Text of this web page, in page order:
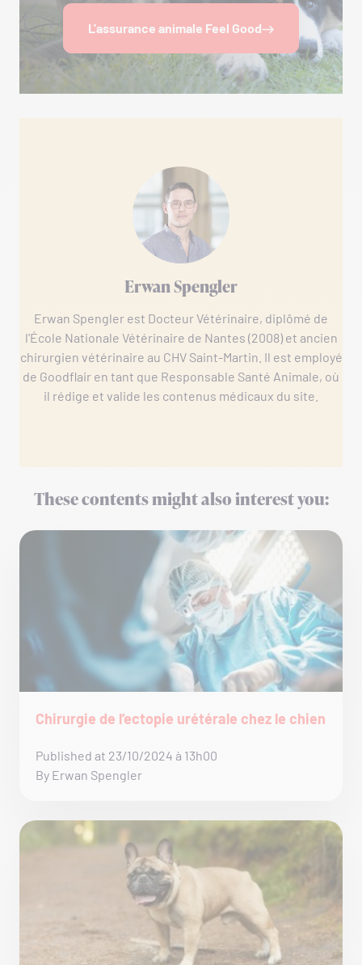
L'assurance animale Feel Good
Erwan Spengler
Erwan Spengler est Docteur Vétérinaire, diplômé de
l'École Nationale Vétérinaire de Nantes (2008) et ancien
chirurgien vétérinaire au CHV Saint-Martin. Il est employé
de Goodflair en tant que Responsable Santé Animale, où
il rédige et valide les contenus médicaux du site.
These contents might also interest you:
Chirurgie de l’ectopie urétérale chez le chien
Published at 23/10/2024 à 13h00
By Erwan Spengler